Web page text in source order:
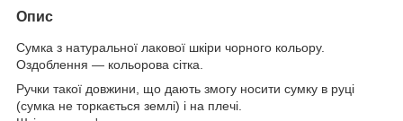
Опис
Сумка з натуральної лакової шкіри чорного кольору.
Оздоблення — кольорова сітка.
Ручки такої довжини, що дають змогу носити сумку в руці
(сумка не торкається землі) і на плечі.